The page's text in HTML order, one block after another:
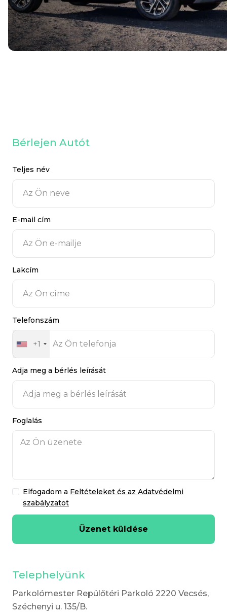
Bérlejen Autót
Teljes név
E-mail cím
Lakcím
Telefonszám
+1
Adja meg a bérlés leírását
Foglalás
Elfogadom a Feltételeket és az Adatvédelmi
szabályzatot
Üzenet küldése
Telephelyünk
Parkolómester Repülőtéri Parkoló 2220 Vecsés,
Széchenyi u. 135/B.